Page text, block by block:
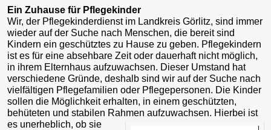
Ein Zuhause für Pflegekinder
Wir, der Pflegekinderdienst im Landkreis Görlitz, sind immer
wieder auf der Suche nach Menschen, die bereit sind
Kindern ein geschütztes zu Hause zu geben. Pflegekindern
ist es für eine absehbare Zeit oder dauerhaft nicht möglich,
in ihrem Elternhaus aufzuwachsen. Dieser Umstand hat
verschiedene Gründe, deshalb sind wir auf der Suche nach
vielfältigen Pflegefamilien oder Pflegepersonen. Die Kinder
sollen die Möglichkeit erhalten, in einem geschützten,
behüteten und stabilen Rahmen aufzuwachsen. Hierbei ist
es unerheblich, ob sie